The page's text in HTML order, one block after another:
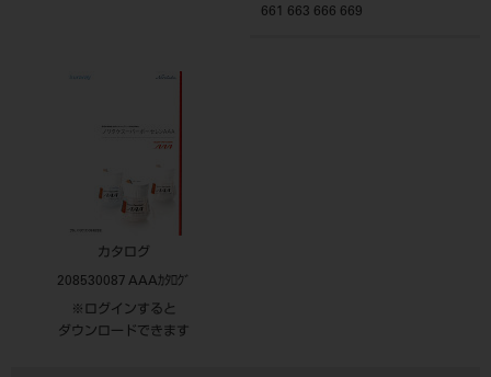
661 663 666 669
カタログ
208530087 AAAｶﾀﾛｸﾞ
※ログインすると
ダウンロードできます